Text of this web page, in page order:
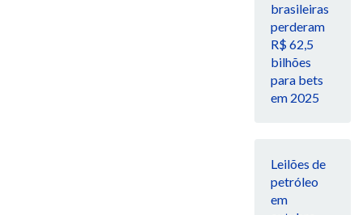
brasileiras
perderam
R$ 62,5
bilhões
para bets
em 2025
Leilões de
petróleo
em